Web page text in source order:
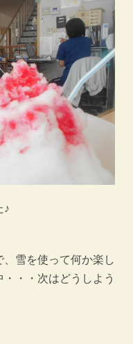
♪
雪を使って何か楽し
・・次はどうしよう